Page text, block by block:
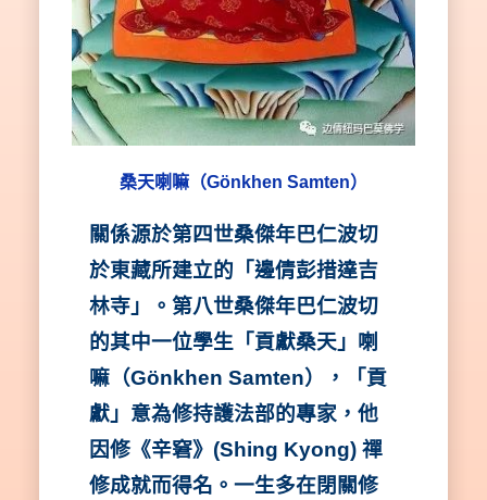
桑天喇嘛（Gönkhen Samten）
關係源於第四世桑傑年巴仁波切
於東藏所建立的「邊倩彭措達吉
林寺」。第八世桑傑年巴仁波切
的其中一位學生「貢獻桑天」喇
嘛（Gönkhen Samten），「貢
獻」意為修持護法部的專家，他
因修《辛窘》(Shing Kyong) 禪
修成就而得名。一生多在閉關修